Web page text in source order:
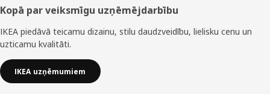
Kopā par veiksmīgu uzņēmējdarbību
IKEA piedāvā teicamu dizainu, stilu daudzveidību, lielisku cenu un
uzticamu kvalitāti.
IKEA uzņēmumiem